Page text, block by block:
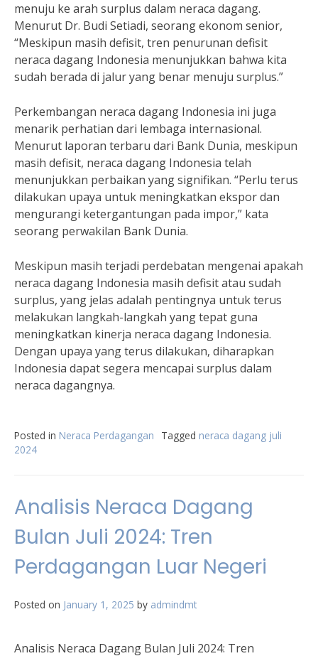
menuju ke arah surplus dalam neraca dagang.
Menurut Dr. Budi Setiadi, seorang ekonom senior,
“Meskipun masih defisit, tren penurunan defisit
neraca dagang Indonesia menunjukkan bahwa kita
sudah berada di jalur yang benar menuju surplus.”
Perkembangan neraca dagang Indonesia ini juga
menarik perhatian dari lembaga internasional.
Menurut laporan terbaru dari Bank Dunia, meskipun
masih defisit, neraca dagang Indonesia telah
menunjukkan perbaikan yang signifikan. “Perlu terus
dilakukan upaya untuk meningkatkan ekspor dan
mengurangi ketergantungan pada impor,” kata
seorang perwakilan Bank Dunia.
Meskipun masih terjadi perdebatan mengenai apakah
neraca dagang Indonesia masih defisit atau sudah
surplus, yang jelas adalah pentingnya untuk terus
melakukan langkah-langkah yang tepat guna
meningkatkan kinerja neraca dagang Indonesia.
Dengan upaya yang terus dilakukan, diharapkan
Indonesia dapat segera mencapai surplus dalam
neraca dagangnya.
Posted in Neraca Perdagangan Tagged neraca dagang juli
2024
Analisis Neraca Dagang
Bulan Juli 2024: Tren
Perdagangan Luar Negeri
Posted on January 1, 2025 by admindmt
Analisis Neraca Dagang Bulan Juli 2024: Tren